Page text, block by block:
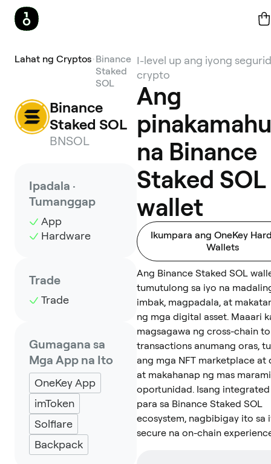
Lahat ng Cryptos Binance
Staked
SOL
Binance
Staked SOL
BNSOL
Ipadala ·
Tumanggap
App
Hardware
Trade
Trade
Gumagana sa
Mga App na Ito
OneKey App
imToken
Solflare
Backpack
I-level up ang iyong
crypto
Ang
na Binance
Staked SOL
wallet
Ikumpara ang OneKey
Wallets
Ang Binance Staked SOL
tumutulong sa iyo na
imbak, magpadala, at
ng mga digital asset. Maaari
magsagawa ng cross-chain
transactions anumang oras,
ang mga NFT marketplace at
at makahanap ng mas
oportunidad. Isang
para sa Binance Staked SOL
ecosystem, nagbibigay ito sa
secure na on-chain